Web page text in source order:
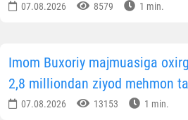
07.08.2026 8579 1 min.
Imom Buxoriy majmuasiga
2,8 milliondan ziyod mehmon
07.08.2026 13153 1 min.